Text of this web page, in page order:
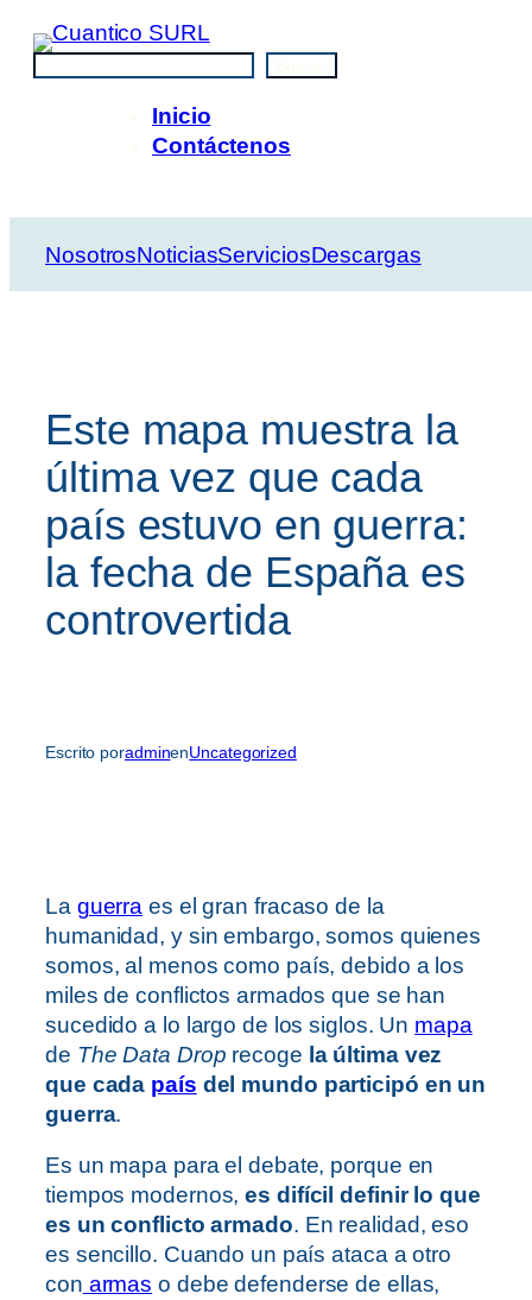
Saltar
contenido
Inicio
Contáctenos
NosotrosNoticiasServiciosDescargas
Este mapa muestra la
última vez que cada
país estuvo en guerra:
la fecha de España es
controvertida
Escrito poradminenUncategorized
La guerra es el gran fracaso de la
humanidad, y sin embargo, somos quienes
somos, al menos como país, debido a los
miles de conflictos armados que se han
sucedido a lo largo de los siglos. Un mapa
de The Data Drop recoge la última vez
que cada país del mundo participó en un
guerra.
Es un mapa para el debate, porque en
tiempos modernos,es difícil definir lo que
es un conflicto armado. En realidad, eso
es sencillo. Cuando un país ataca a otro
con armas o debe defenderse de ellas,